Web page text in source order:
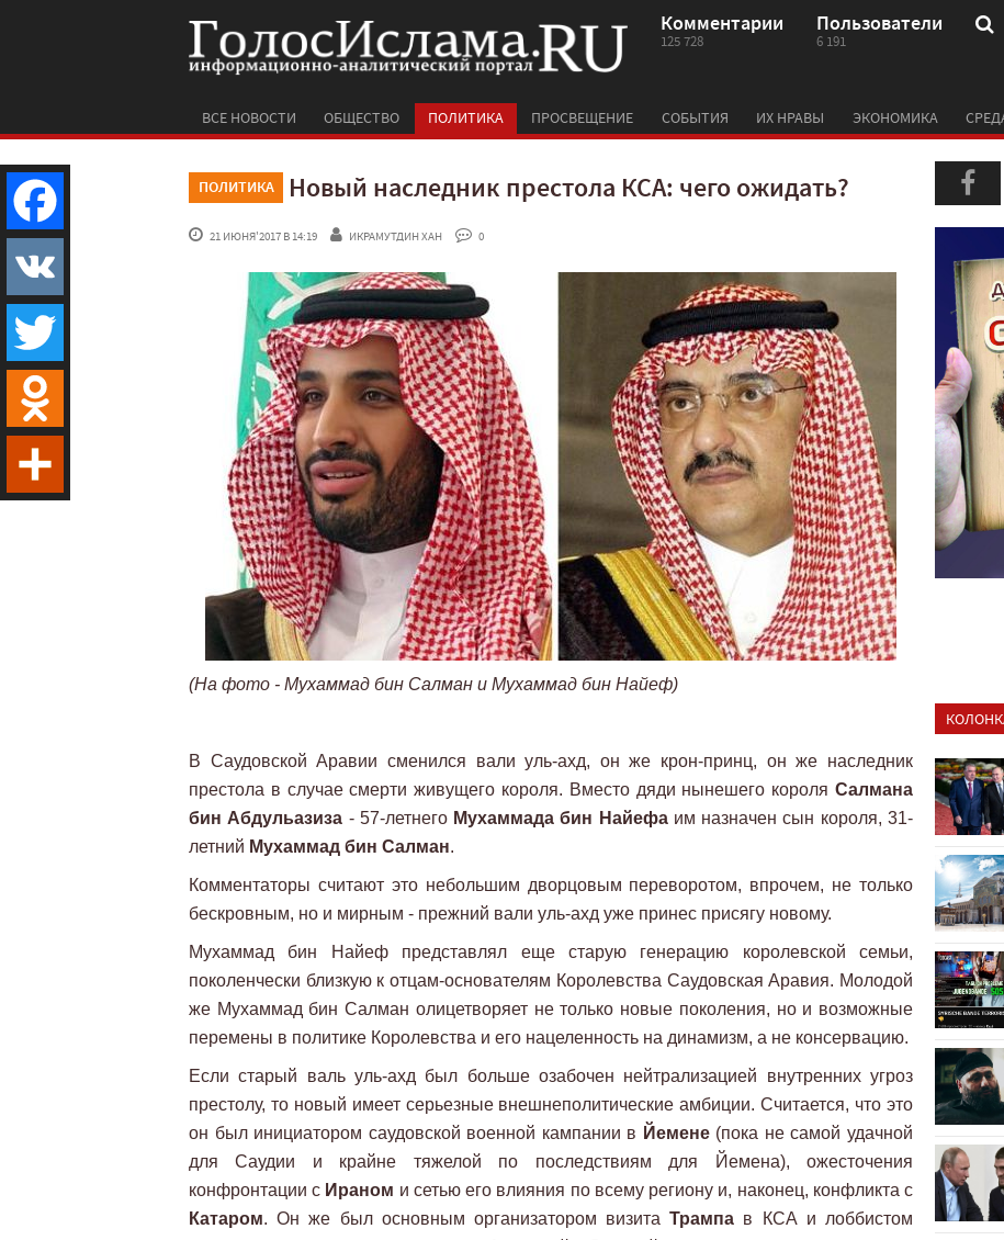
Комментарии
125 728
Пользователи
6 191
ВСЕ НОВОСТИ ОБЩЕСТВО ПОЛИТИКА ПРОСВЕЩЕНИЕ СОБЫТИЯ ИХ НРАВЫ ЭКОНОМИКА
ПОЛИТИКА Новый наследник престола КСА: чего ожидать?
21 ИЮНЯ'2017 В 14:19 ИКРАМУТДИН ХАН 0
(На фото - Мухаммад бин Салман и Мухаммад бин Найеф)
В Саудовской Аравии сменился вали уль-ахд, он же крон-принц, он же наследник
престола в случае смерти живущего короля. Вместо дяди нынешего короля Салмана
бин Абдульазиза - 57-летнего Мухаммада бин Найефаим назначен сын короля, 31-
летний Мухаммад бин Салман.
Комментаторы считают это небольшим дворцовым переворотом, впрочем, не только
бескровным, но и мирным - прежний вали уль-ахд уже принес присягу новому.
Мухаммад бин Найеф представлял еще старую генерацию королевской семьи,
поколенчески близкую к отцам-основателям Королевства Саудовская Аравия. Молодой
же Мухаммад бин Салман олицетворяет не только новые поколения, но и возможные
перемены в политике Королевства и его нацеленность на динамизм, а не консервацию.
Если старый валь уль-ахд был больше озабочен нейтрализацией внутренних угроз
престолу, то новый имеет серьезные внешнеполитические амбиции. Считается, что это
он был инициатором саудовской военной кампании в Йемене(пока не самой удачной
для Саудии и крайне тяжелой по последствиям для Йемена), ожесточения
конфронтации с Ираном и сетью его влияния по всему региону и, наконец, конфликта с
Катаром. Он же был основным организатором визитаТрампа в КСА и лоббистом
Facebook
VK
Twitter
Odnoklassniki